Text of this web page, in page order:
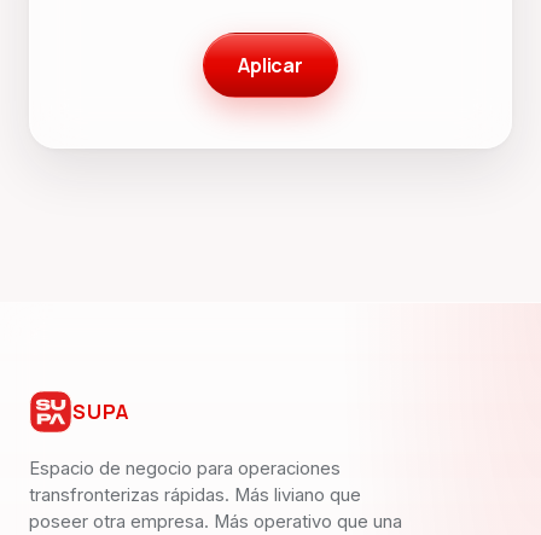
Aplicar
SUPA
Espacio de negocio para operaciones
transfronterizas rápidas. Más liviano que
poseer otra empresa. Más operativo que una